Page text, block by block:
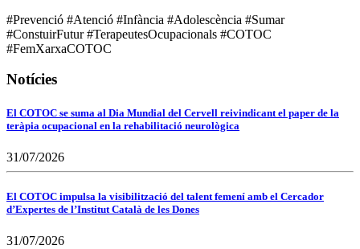
#Prevenció #Atenció #Infància #Adolescència #Sumar
#ConstuirFutur #TerapeutesOcupacionals #COTOC
#FemXarxaCOTOC
Notícies
El COTOC se suma al Dia Mundial del Cervell reivindicant el paper de la
teràpia ocupacional en la rehabilitació neurològica
31/07/2026
El COTOC impulsa la visibilització del talent femení amb el Cercador
d’Expertes de l’Institut Català de les Dones
31/07/2026